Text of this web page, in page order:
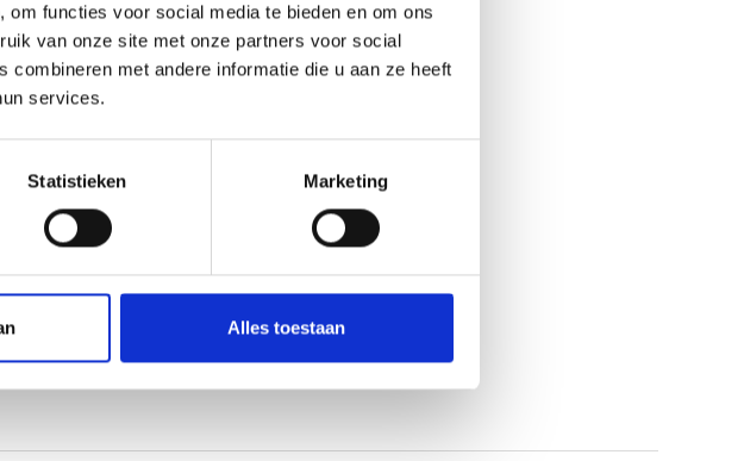
functies voor social media te bieden en om ons
van onze site met onze partners voor social
met andere informatie die u aan ze heeft
services.
Statistieken Marketing
Alles toestaan